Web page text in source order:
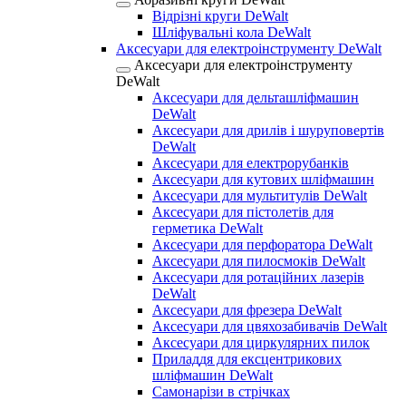
Відрізні круги DeWalt
Шліфувальні кола DeWalt
Аксесуари для електроінструменту DeWalt
Аксесуари для електроінструменту
DeWalt
Аксесуари для дельташліфмашин
DeWalt
Аксесуари для дрилів і шуруповертів
DeWalt
Аксесуари для електрорубанків
Аксесуари для кутових шліфмашин
Аксесуари для мультитулів DeWalt
Аксесуари для пістолетів для
герметика DeWalt
Аксесуари для перфоратора DeWalt
Аксесуари для пилосмоків DeWalt
Аксесуари для ротаційних лазерів
DeWalt
Аксесуари для фрезера DeWalt
Аксесуари для цвяхозабивачів DeWalt
Аксесуари для циркулярних пилок
Приладдя для ексцентрикових
шліфмашин DeWalt
Самонарізи в стрічках